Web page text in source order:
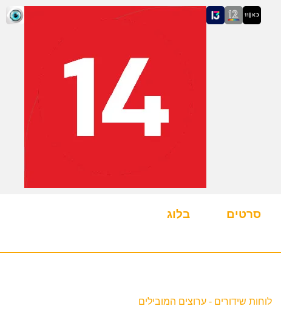
סרטים בלוג
לוחות שידורים - ערוצים המובילים